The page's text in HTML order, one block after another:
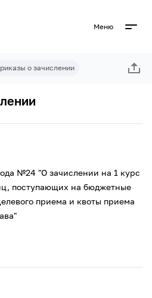
Меню
о зачислении
№24 "О зачислении на 1 курс
поступающих на бюджетные
приема и квоты приема